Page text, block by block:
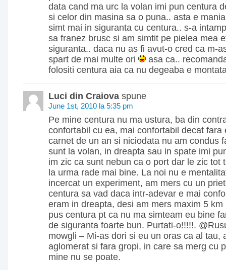
data cand ma urc la volan imi pun centura
si celor din masina sa o puna.. asta e
simt mai in siguranta cu centura.. s-a
sa franez brusc si am simtit pe pielea mea
siguranta.. daca nu as fi avut-o cred ca m-
spart de mai multe ori
asa ca..
folositi centura aia ca nu degeaba e
Luci din Craiova spune
June 1st, 2010 la 5:35 pm
Pe mine centura nu ma ustura, ba din
confortabil cu ea, mai confortabil decat fara
carnet de un an si niciodata nu am condus
sunt la volan, in dreapta sau in spate imi
im zic ca sunt nebun ca o port dar le zic tot
la urma rade mai bine. La noi nu e
incercat un experiment, am mers cu un
centura sa vad daca intr-adevar e mai
eram in dreapta, desi am mers maxim 5
pus centura pt ca nu ma simteam eu bine
de siguranta foarte bun. Purtati-o!!!!!.
mowgli – Mi-as dori si eu un oras ca al tau,
aglomerat si fara gropi, in care sa merg cu
mine nu se poate.